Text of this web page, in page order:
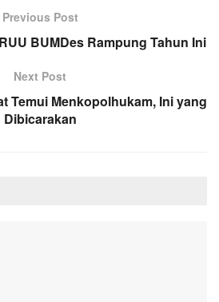
Previous Post
BUMDes Rampung Tahun Ini
Next Post
Temui Menkopolhukam, Ini yang
Dibicarakan